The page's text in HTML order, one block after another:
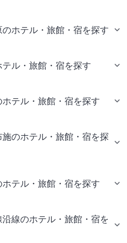
ホテル・旅館・宿を探す
テル・旅館・宿を探す
テル・旅館・宿を探す
のホテル・旅館・宿を探
テル・旅館・宿を探す
線のホテル・旅館・宿を